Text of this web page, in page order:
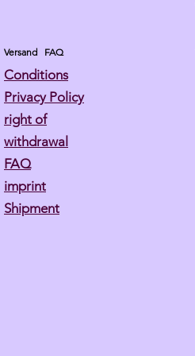
Versand FAQ
Conditions
Privacy Policy
right of
withdrawal
FAQ
imprint
Shipment